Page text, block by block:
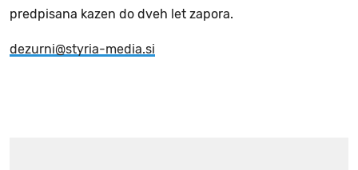
predpisana kazen do dveh let zapora.
dezurni@styria-media.si